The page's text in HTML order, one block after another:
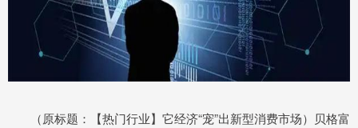
（原标题：【热门行业】它经济“宠”出新型消费市场）贝格富